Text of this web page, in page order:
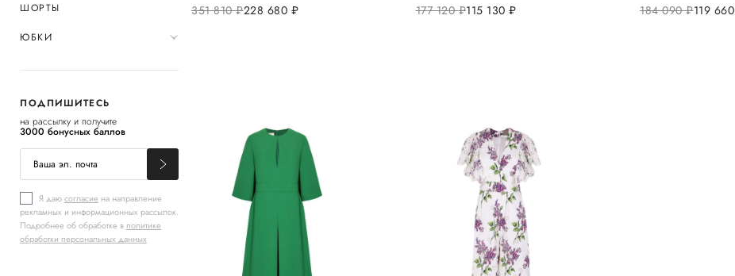
ШОРТЫ
ЮБКИ
ПОДПИШИТЕСЬ
на рассылку и получите
3000 бонусных баллов
Я даюсогласие на направление
рекламных и информационных рассылок.
Подробнее об обработке в политике
обработки персональных данных
351 810руб.228 680 руб. 177 120руб.115 130 руб. 184 090руб.119 660